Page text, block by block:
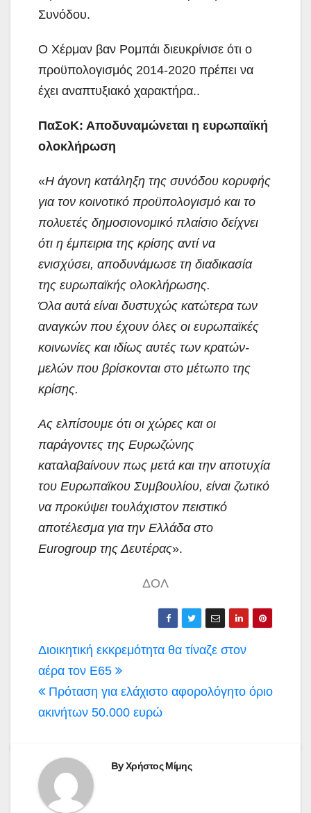
Συνόδου.
Ο Χέρμαν βαν Ρομπάι διευκρίνισε ότι ο
προϋπολογισμός 2014-2020 πρέπει να
έχει αναπτυξιακό χαρακτήρα..
ΠαΣοΚ: Αποδυναμώνεται η ευρωπαϊκή
ολοκλήρωση
«Η άγονη κατάληξη της συνόδου κορυφής
για τον κοινοτικό προϋπολογισμό και το
πολυετές δημοσιονομικό πλαίσιο δείχνει
ότι η έμπειρια της κρίσης αντί να
ενισχύσει, αποδυνάμωσε τη διαδικασία
της ευρωπαϊκής ολοκλήρωσης.
Όλα αυτά είναι δυστυχώς κατώτερα των
αναγκών που έχουν όλες οι ευρωπαϊκές
κοινωνίες και ιδίως αυτές των κρατών-
μελών που βρίσκονται στο μέτωπο της
κρίσης.
Ας ελπίσουμε ότι οι χώρες και οι
παράγοντες της Ευρωζώνης
καταλαβαίνουν πως μετά και την αποτυχία
του Ευρωπαϊκου Συμβουλίου, είναι ζωτικό
να προκύψει τουλάχιστον πειστικό
αποτέλεσμα για την Ελλάδα στο
Eurogroup της Δευτέρας».
ΔΟΛ
Πλοήγηση
άρθρων
Διοικητική εκκρεμότητα θα τίναζε στον
αέρα τον Ε65
Πρόταση για ελάχιστο αφορολόγητο όριο
ακινήτων 50.000 ευρώ
ByΧρήστος Μίμης